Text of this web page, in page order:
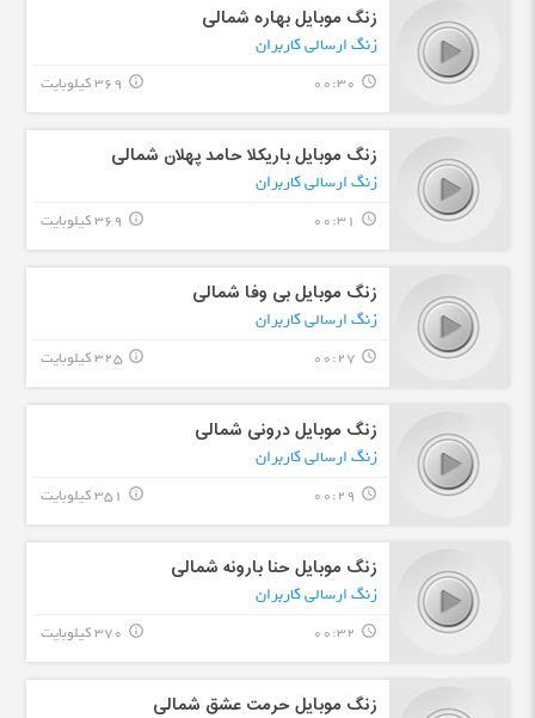
زنگ موبایل بهاره شمالی
زنگ ارسالی کاربران
query_builder
00:30 369 کیلوبایت info_outline
زنگ موبایل باریکلا حامد پهلان شمالی
زنگ ارسالی کاربران
query_builder
00:31 369 کیلوبایت info_outline
زنگ موبایل بی وفا شمالی
زنگ ارسالی کاربران
query_builder
00:27 325 کیلوبایت info_outline
زنگ موبایل درونی شمالی
زنگ ارسالی کاربران
query_builder
00:29 351 کیلوبایت info_outline
زنگ موبایل حنا بارونه شمالی
زنگ ارسالی کاربران
query_builder
00:32 370 کیلوبایت info_outline
زنگ موبایل حرمت عشق شمالی